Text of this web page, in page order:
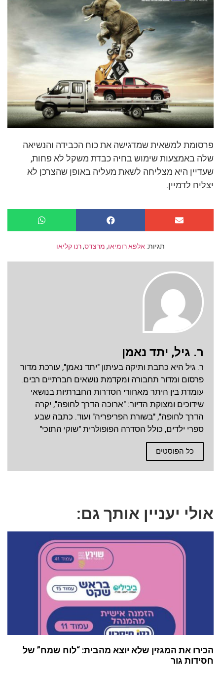
פרסומת למשאית שמדגישה את כוח הכבידה והנשיאה
שלה באמצעות שימוש בחיה כבדת משקל לא פחות,
שעדיין היא מצליחה לשאת מעליה באופן שהצרכן לא
יצליח לדמיין.
תגיות: אלפא רומיאו, מרצדס,רנו קליאו
ר. גיל, יתד נאמן
ר. גיל היא כתבת ותיקה בעיתון "יתד נאמן", עורכת מדור
פרסום ומדור תחבורה ומקדמת נושאים חברתיים רבים.
עומדת בין היתר מאחורי הסדרות החברתיות בנושאי
שידוכים ומצוקת הדיור: "ארוכה הדרך לחופה", יקרה
הדרך לחופה", "בשורת הפריפריה" ועוד. כתבה שבע
ספרי ילדים, כולל הסדרה הפופולרית "שוקי התוכי"
כל הפוסטים
אולי יעניין אותך גם:
הכירו את המגזין שלא יוצא מהבית: “לוח שמח” של
חסידות גור